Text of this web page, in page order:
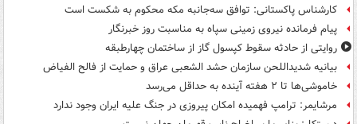
کارشناس پاکستانی: توافق سه‌جانبه مکه محکوم به شکست است
پیام فرمانده نیروی زمینی سپاه به مناسبت روز خبرنگار
روایتی از حادثه سقوط کپسول گاز از ساختمان چهارطبقه
بیانیه شدیداللحن سازمان حشد الشعبی عراق و حمایت از فالح الفیاض
خاموشی‌ها تا ۲ هفته آینده به حداقل می‌رسد
مرشایمر: ترامپ فهمیده امکان پیروزی در جنگ علیه ایران وجود ندارد